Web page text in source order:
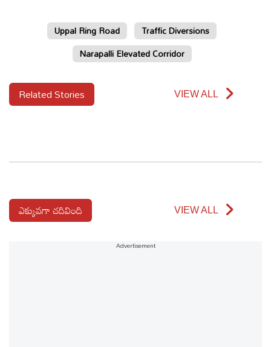
Uppal Ring Road
Traffic Diversions
Narapalli Elevated Corridor
Related Stories VIEW ALL
ఎక్కువగా చదివింది VIEW ALL
Advertisement